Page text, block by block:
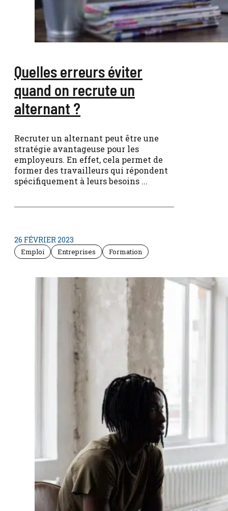
Quelles erreurs éviter
quand on recrute un
alternant ?
Recruter un alternant peut être une
stratégie avantageuse pour les
employeurs. En effet, cela permet de
former des travailleurs qui répondent
spécifiquement à leurs besoins ...
26 FÉVRIER 2023
Emploi Entreprises Formation